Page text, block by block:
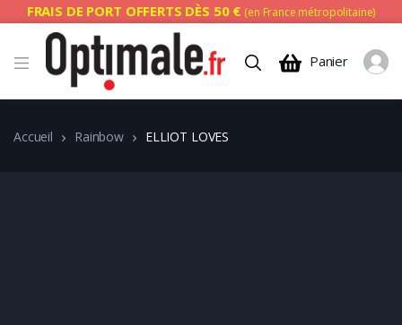
FRAIS DE PORT OFFERTS DÈS 50 € (en France métropolitaine)
Panier
Accueil Rainbow ELLIOT LOVES